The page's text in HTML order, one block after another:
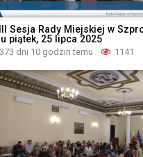
Sesja Rady Miejskiej w
piątek, 25 lipca 2025
373 dni 10 godzin temu 1141